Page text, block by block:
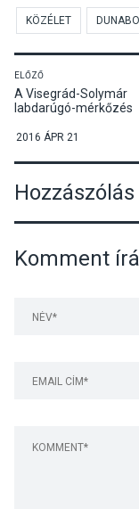
KÖZÉLET
ELŐZŐ
A Visegrád-Solymár
labdarúgó-mérkőzés
2016 ÁPR 21
Hozzászólás
Komment